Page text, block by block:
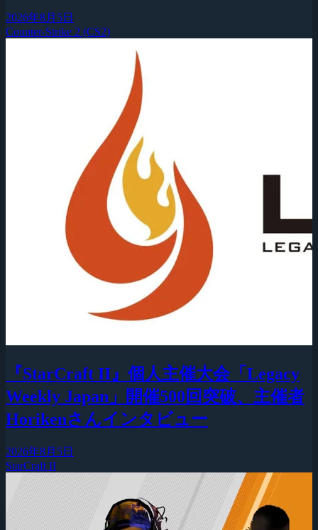
2026年8月5日
Counter-Strike 2 (CS2)
『StarCraft II』個人主催大会「Legacy
Weekly Japan」開催500回突破、主催者
Horikenさんインタビュー
2026年8月5日
StarCraft II